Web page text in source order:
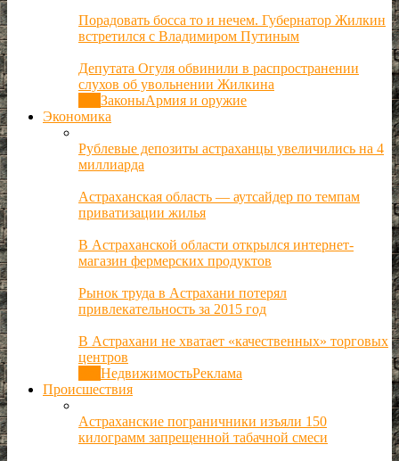
Порадовать босса то и нечем. Губернатор Жилкин
встретился с Владимиром Путиным
Депутата Огуля обвинили в распространении
слухов об увольнении Жилкина
ЗаконыАрмия и оружие
Экономика
Рублевые депозиты астраханцы увеличились на 4
миллиарда
Астраханская область — аутсайдер по темпам
приватизации жилья
В Астраханской области открылся интернет-
магазин фермерских продуктов
Рынок труда в Астрахани потерял
привлекательность за 2015 год
В Астрахани не хватает «качественных» торговых
центров
НедвижимостьРеклама
Происшествия
Астраханские пограничники изъяли 150
килограмм запрещенной табачной смеси